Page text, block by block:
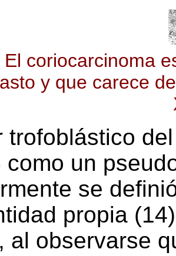
El coriocarcinoma
y que carece
trofoblástico
como un
se
propia
al observarse